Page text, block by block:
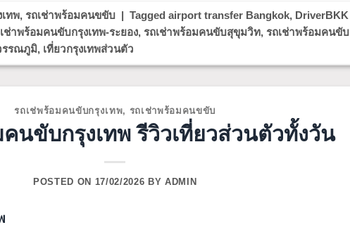
ทพ, รถเช่าพร้อมคนขขับ | Tagged airport transfer Bangkok, DriverBKK
ช่าพร้อมคนขับกรุงเทพ-ระยอง, รถเช่าพร้อมคนขับสุขุมวิท, รถเช่าพร้อมคนขับ
รรณภูมิ, เที่ยวกรุงเทพส่วนตัว
รถเช่พร้อมคนขับกรุงเทพ, รถเช่าพร้อมคนขขับ
นขับกรุงเทพ รีวิวเที่ยวส่วนตัวทั้งวัน
POSTED ON 17/02/2026 BYADMIN